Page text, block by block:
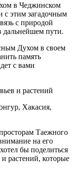
в Чеджинском
с этим загадочным
с природой
дальнейшем пути.
Духом в своем
память
с вами
и растений
Хакасия,
Таежного
на его
бы поделиться
и растений, которые